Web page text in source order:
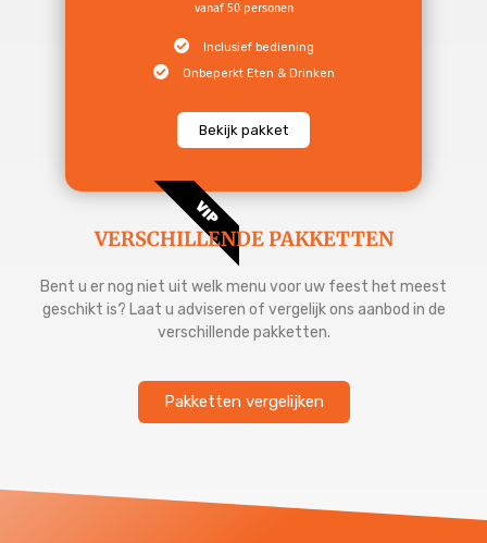
vanaf 50 personen
Inclusief bediening
Onbeperkt Eten & Drinken
Bekijk pakket
VIP
VERSCHILLENDE PAKKETTEN
Bent u er nog niet uit welk menu voor uw feest het meest
geschikt is? Laat u adviseren of vergelijk ons aanbod in de
verschillende pakketten.
Pakketten vergelijken